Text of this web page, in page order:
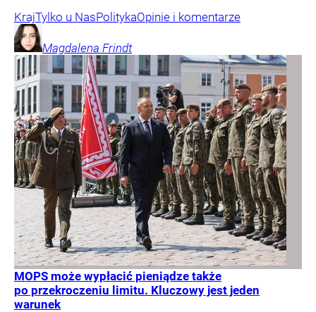
KrajTylko u NasPolitykaOpinie i komentarze
Magdalena Frindt
MOPS może wypłacić pieniądze także
po przekroczeniu limitu. Kluczowy jest jeden
warunek